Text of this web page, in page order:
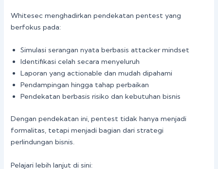
Whitesec menghadirkan pendekatan pentest yang
berfokus pada:
Simulasi serangan nyata berbasis attacker mindset
Identifikasi celah secara menyeluruh
Laporan yang actionable dan mudah dipahami
Pendampingan hingga tahap perbaikan
Pendekatan berbasis risiko dan kebutuhan bisnis
Dengan pendekatan ini, pentest tidak hanya menjadi
formalitas, tetapi menjadi bagian dari strategi
perlindungan bisnis.
Pelajari lebih lanjut di sini: